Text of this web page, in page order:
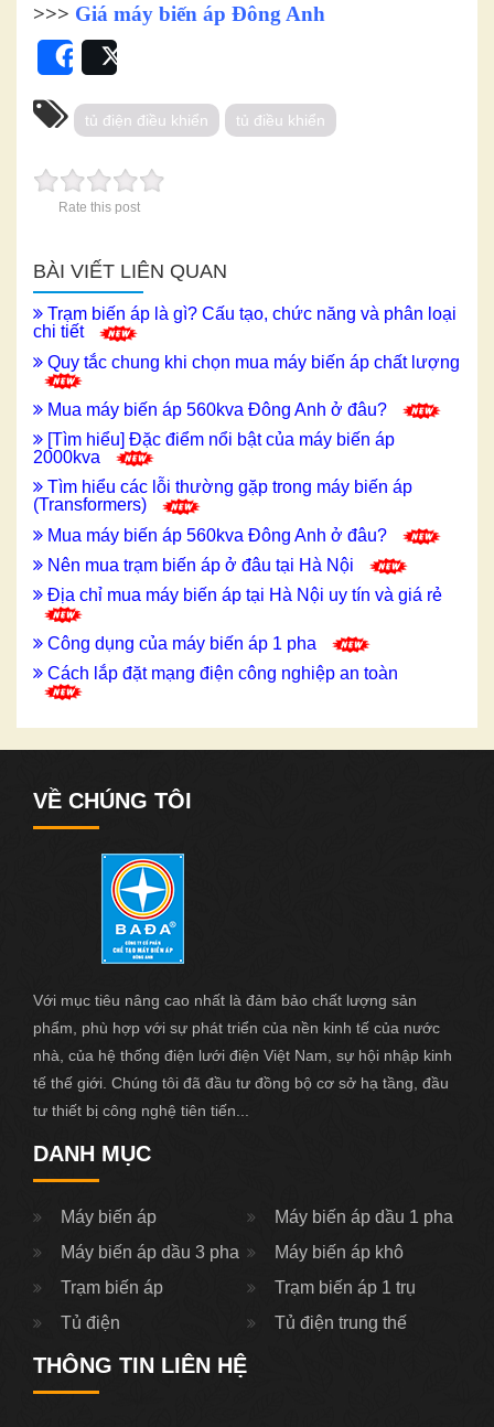
>>> Giá máy biến áp Đông Anh
Share
tủ điện điều khiển tủ điều khiển
Rate this post
BÀI VIẾT LIÊN QUAN
Trạm biến áp là gì? Cấu tạo, chức năng và phân loại
chi tiết
Quy tắc chung khi chọn mua máy biến áp chất lượng
Mua máy biến áp 560kva Đông Anh ở đâu?
[Tìm hiểu] Đặc điểm nổi bật của máy biến áp
2000kva
Tìm hiểu các lỗi thường gặp trong máy biến áp
(Transformers)
Mua máy biến áp 560kva Đông Anh ở đâu?
Nên mua trạm biến áp ở đâu tại Hà Nội
Địa chỉ mua máy biến áp tại Hà Nội uy tín và giá rẻ
Công dụng của máy biến áp 1 pha
Cách lắp đặt mạng điện công nghiệp an toàn
VỀ CHÚNG TÔI
Với mục tiêu nâng cao nhất là đảm bảo chất lượng sản
phẩm, phù hợp với sự phát triển của nền kinh tế của nước
nhà, của hệ thống điện lưới điện Việt Nam, sự hội nhập kinh
tế thế giới. Chúng tôi đã đầu tư đồng bộ cơ sở hạ tầng, đầu
tư thiết bị công nghệ tiên tiến...
DANH MỤC
Máy biến áp
Máy biến áp dầu 1 pha
Máy biến áp dầu 3 pha
Máy biến áp khô
Trạm biến áp
Trạm biến áp 1 trụ
Tủ điện
Tủ điện trung thế
THÔNG TIN LIÊN HỆ